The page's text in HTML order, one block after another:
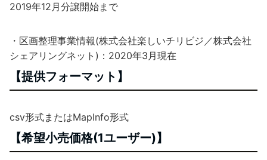
2019年12月分譲開始まで
・区画整理事業情報(株式会社楽しいチリビジ／株式会社
シェアリングネット)：2020年3月現在
【提供フォーマット】
csv形式またはMapInfo形式
【希望小売価格(1ユーザー)】